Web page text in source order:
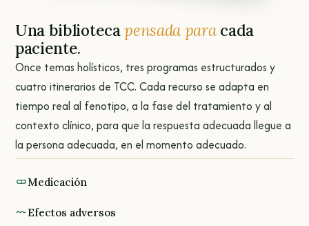
Una bibliotecapensada paracada
paciente.
Once temas holísticos, tres programas estructurados y
cuatro itinerarios de TCC. Cada recurso se adapta en
tiempo real al fenotipo, a la fase del tratamiento y al
contexto clínico, para que la respuesta adecuada llegue a
la persona adecuada, en el momento adecuado.
Medicación
Efectos adversos